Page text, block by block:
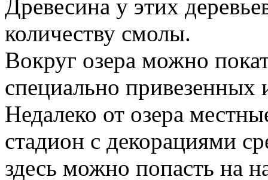
Древесина у этих
количеству смолы.
Вокруг озера можно
специально привезенных
Недалеко от озера
стадион с декорациями
здесь можно попасть на